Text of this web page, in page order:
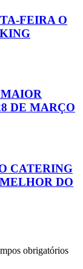
FEIRA O
MAIOR
DE MARÇO
CATERING
DO
obrigatórios